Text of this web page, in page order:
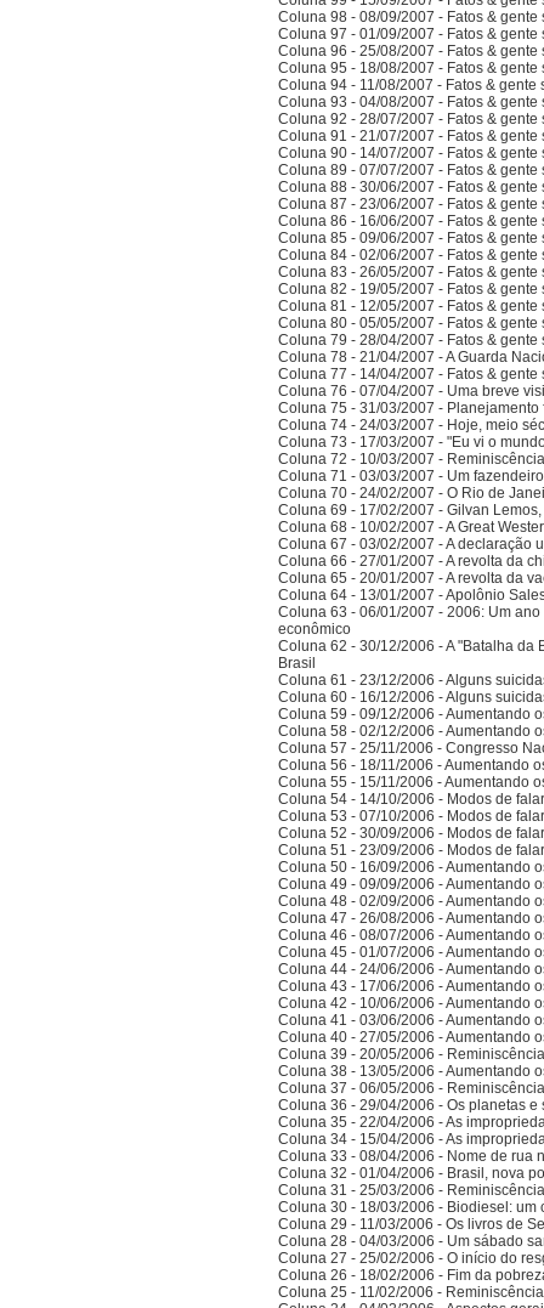
Coluna 98 - 08/09/2007 - Fatos &
Coluna 97 - 01/09/2007 - Fatos &
Coluna 96 - 25/08/2007 - Fatos &
Coluna 95 - 18/08/2007 - Fatos &
Coluna 94 - 11/08/2007 - Fatos &
Coluna 93 - 04/08/2007 - Fatos &
Coluna 92 - 28/07/2007 - Fatos &
Coluna 91 - 21/07/2007 - Fatos &
Coluna 90 - 14/07/2007 - Fatos &
Coluna 89 - 07/07/2007 - Fatos &
Coluna 88 - 30/06/2007 - Fatos &
Coluna 87 - 23/06/2007 - Fatos &
Coluna 86 - 16/06/2007 - Fatos &
Coluna 85 - 09/06/2007 - Fatos &
Coluna 84 - 02/06/2007 - Fatos &
Coluna 83 - 26/05/2007 - Fatos &
Coluna 82 - 19/05/2007 - Fatos &
Coluna 81 - 12/05/2007 - Fatos &
Coluna 80 - 05/05/2007 - Fatos &
Coluna 79 - 28/04/2007 - Fatos &
Coluna 78 - 21/04/2007 - A Guarda
Coluna 77 - 14/04/2007 - Fatos &
Coluna 76 - 07/04/2007 - Uma breve
Coluna 75 - 31/03/2007 -
Coluna 74 - 24/03/2007 - Hoje, meio
Coluna 73 - 17/03/2007 - "Eu vi o
Coluna 72 - 10/03/2007 -
Coluna 71 - 03/03/2007 - Um
Coluna 70 - 24/02/2007 - O Rio de
Coluna 69 - 17/02/2007 - Gilvan
Coluna 68 - 10/02/2007 - A Great
Coluna 67 - 03/02/2007 - A declaração
Coluna 66 - 27/01/2007 - A revolta da
Coluna 65 - 20/01/2007 - A revolta da
Coluna 64 - 13/01/2007 - Apolônio
Coluna 63 - 06/01/2007 - 2006: Um
econômico
Coluna 62 - 30/12/2006 - A "Batalha
Brasil
Coluna 61 - 23/12/2006 - Alguns
Coluna 60 - 16/12/2006 - Alguns
Coluna 59 - 09/12/2006 - Aumentando
Coluna 58 - 02/12/2006 - Aumentando
Coluna 57 - 25/11/2006 - Congresso
Coluna 56 - 18/11/2006 - Aumentando
Coluna 55 - 15/11/2006 - Aumentando
Coluna 54 - 14/10/2006 - Modos de
Coluna 53 - 07/10/2006 - Modos de
Coluna 52 - 30/09/2006 - Modos de
Coluna 51 - 23/09/2006 - Modos de
Coluna 50 - 16/09/2006 - Aumentando
Coluna 49 - 09/09/2006 - Aumentando
Coluna 48 - 02/09/2006 - Aumentando
Coluna 47 - 26/08/2006 - Aumentando
Coluna 46 - 08/07/2006 - Aumentando
Coluna 45 - 01/07/2006 - Aumentando
Coluna 44 - 24/06/2006 - Aumentando
Coluna 43 - 17/06/2006 - Aumentando
Coluna 42 - 10/06/2006 - Aumentando
Coluna 41 - 03/06/2006 - Aumentando
Coluna 40 - 27/05/2006 - Aumentando
Coluna 39 - 20/05/2006 -
Coluna 38 - 13/05/2006 - Aumentando
Coluna 37 - 06/05/2006 -
Coluna 36 - 29/04/2006 - Os planetas e
Coluna 35 - 22/04/2006 - As
Coluna 34 - 15/04/2006 - As
Coluna 33 - 08/04/2006 - Nome de rua
Coluna 32 - 01/04/2006 - Brasil, nova
Coluna 31 - 25/03/2006 -
Coluna 30 - 18/03/2006 - Biodiesel:
Coluna 29 - 11/03/2006 - Os livros de
Coluna 28 - 04/03/2006 - Um sábado
Coluna 27 - 25/02/2006 - O início do
Coluna 26 - 18/02/2006 - Fim da
Coluna 25 - 11/02/2006 -